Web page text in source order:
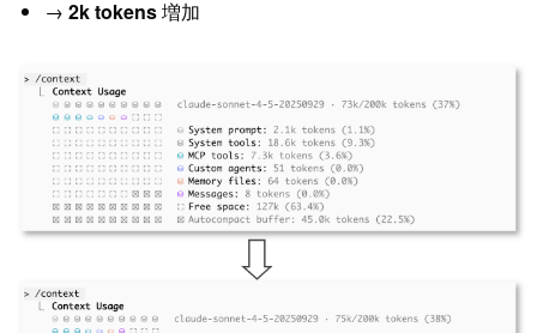
→ 2k tokens増加